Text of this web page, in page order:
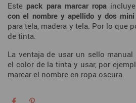
Este pack para marcar ropa
con el nombre y apellido y dos
para tela, madera y tela. Por lo que
de tinta.
La ventaja de usar un sello
el color de la tinta y usar, por
marcar el nombre en ropa oscura.